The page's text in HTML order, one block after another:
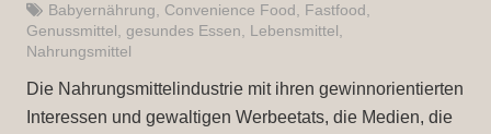
Babyernährung, Convenience Food, Fastfood,
Genussmittel, gesundes Essen, Lebensmittel,
Nahrungsmittel
Die Nahrungsmittelindustrie mit ihren gewinnorientierten
Interessen und gewaltigen Werbeetats, die Medien, die